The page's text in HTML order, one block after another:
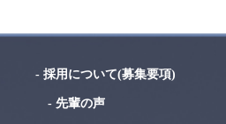
-採用について(募集要項)
-先輩の声